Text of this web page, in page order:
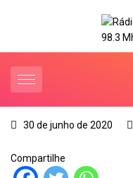
30 de junho de 2020
Compartilhe